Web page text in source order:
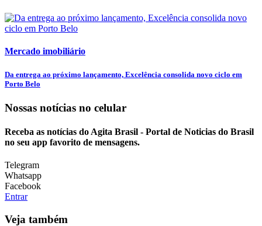
Mercado imobiliário
Da entrega ao próximo lançamento, Excelência consolida novo ciclo em
Porto Belo
Nossas notícias no celular
Receba as notícias do Agita Brasil - Portal de Noticias do Brasil
no seu app favorito de mensagens.
Telegram
Whatsapp
Facebook
Entrar
Veja também